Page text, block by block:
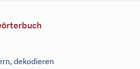
dekodieren